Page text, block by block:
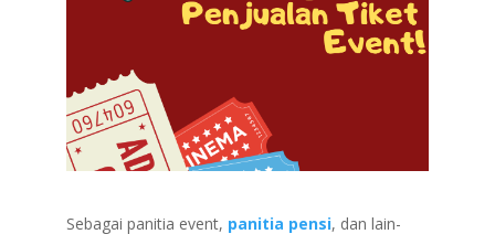
Sebagai panitia event, panitia pensi, dan lain-